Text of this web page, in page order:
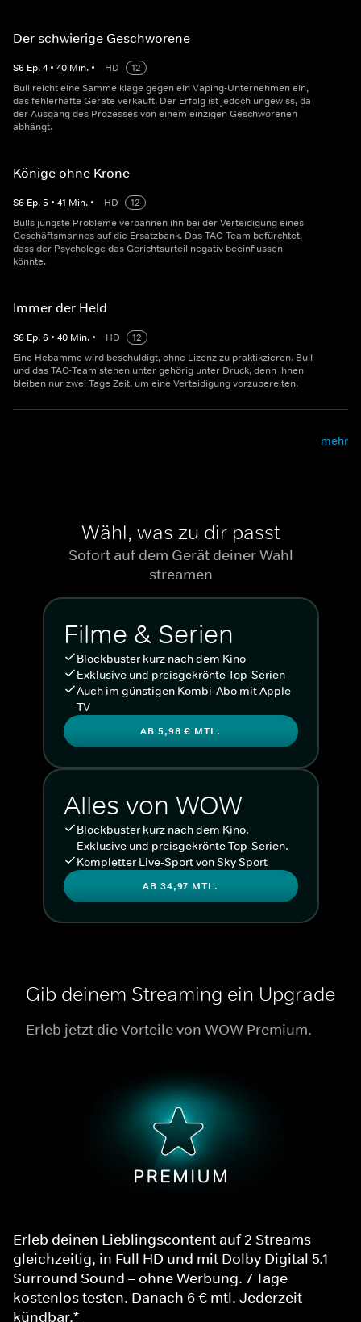
Der schwierige Geschworene
S6 Ep.4 • 40 Min. • HD
12
Bull reicht eine Sammelklage gegen ein Vaping-Unternehmen ein,
das fehlerhafte Geräte verkauft. Der Erfolg ist jedoch ungewiss, da
der Ausgang des Prozesses von einem einzigen Geschworenen
abhängt.
Könige ohne Krone
S6 Ep.5 • 41 Min. • HD
12
Bulls jüngste Probleme verbannen ihn bei der Verteidigung eines
Geschäftsmannes auf die Ersatzbank. Das TAC-Team befürchtet,
dass der Psychologe das Gerichtsurteil negativ beeinflussen
könnte.
Immer der Held
S6 Ep.6 • 40 Min. • HD
12
Eine Hebamme wird beschuldigt, ohne Lizenz zu praktikzieren. Bull
und das TAC-Team stehen unter gehörig unter Druck, denn ihnen
bleiben nur zwei Tage Zeit, um eine Verteidigung vorzubereiten.
mehr
Wähl, was zu dir passt
Sofort auf dem Gerät deiner Wahl
streamen
Filme & Serien
Blockbuster kurz nach dem Kino
Exklusive und preisgekrönte Top-Serien
Auch im günstigen Kombi-Abo mit Apple
TV
AB 5,98 € MTL.
Alles von WOW
Blockbuster kurz nach dem Kino.
Exklusive und preisgekrönte Top-Serien.
Kompletter Live-Sport von Sky Sport
AB 34,97 MTL.
Gib deinem Streaming ein Upgrade
Erleb jetzt die Vorteile von WOW Premium.
Erleb deinen Lieblingscontent auf 2 Streams
gleichzeitig, in Full HD und mit Dolby Digital 5.1
Surround Sound – ohne Werbung. 7 Tage
kostenlos testen. Danach 6 € mtl. Jederzeit
kündbar.*